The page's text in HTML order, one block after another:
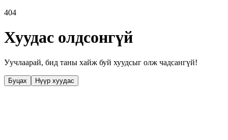
404
Хуудас олдсонгүй
Уучлаарай, бид таны хайж буй хуудсыг олж чадсангүй!
Буцах Нүүр хуудас